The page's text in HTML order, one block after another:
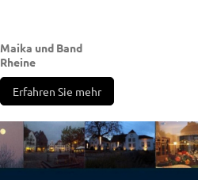
Maika und Band
Rheine
Erfahren Sie mehr